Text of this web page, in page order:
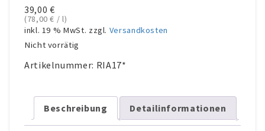
AGB
Datenschutzerklärung
VERANSTALTUNGEN/KONZERTE
individuell geplante Weinbergsführungen
Konzerte
39,00 €
(78,00€ /l)
inkl. 19 % MwSt. zzgl. Versandkosten
Nicht vorrätig
Artikelnummer: RIA17*
Beschreibung Detailinformationen